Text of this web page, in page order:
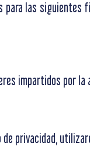
las siguientes
impartidos por la
privacidad,